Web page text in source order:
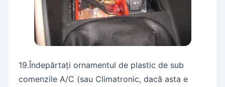
19.Îndepărtați ornamentul de plastic de sub
comenzile A/C (sau Climatronic, dacă asta e